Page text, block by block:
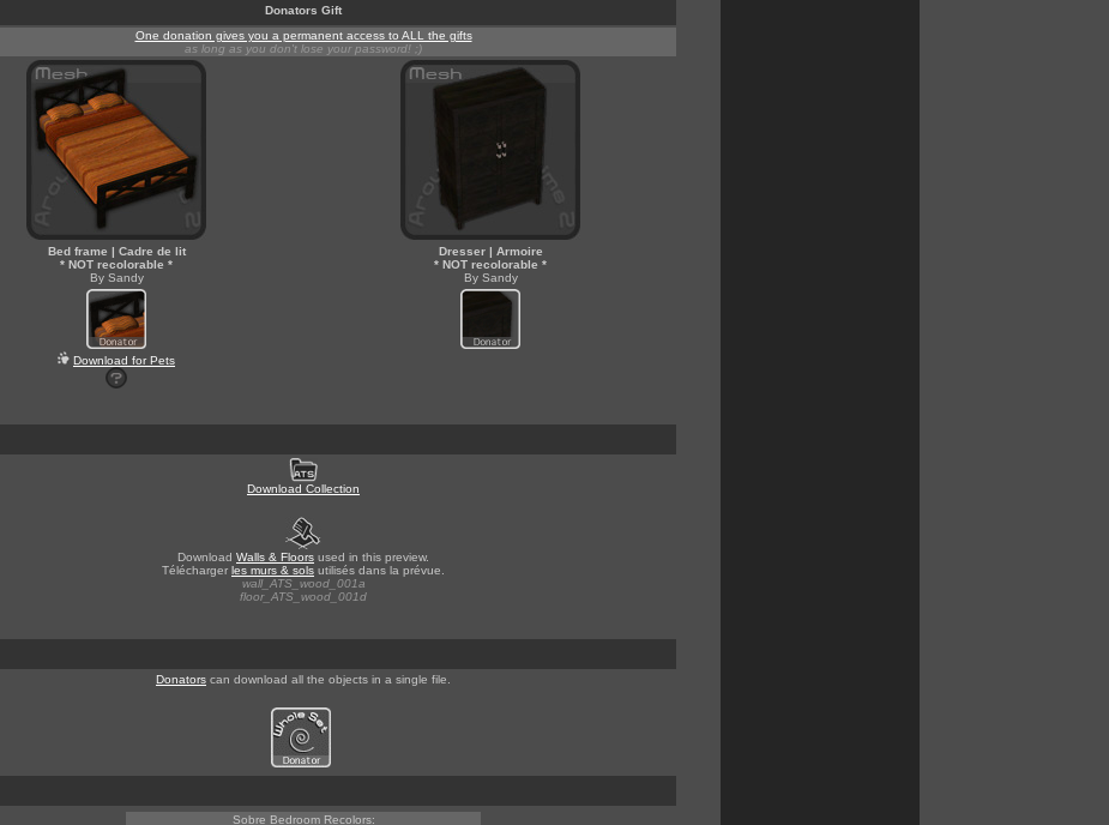
Donators Gift
One donation gives you a permanent access to ALL the gifts
as long as you don't lose your password! ;)
Bed frame | Cadre de lit
* NOT recolorable *
By Sandy
Dresser | Armoire
* NOT recolorable *
By Sandy
Download for Pets
Download Collection
Download Walls & Floors used in this preview.
Télécharger les murs & sols utilisés dans la prévue.
wall_ATS_wood_001a
floor_ATS_wood_001d
Donators can download all the objects in a single file.
Sobre Bedroom Recolors: